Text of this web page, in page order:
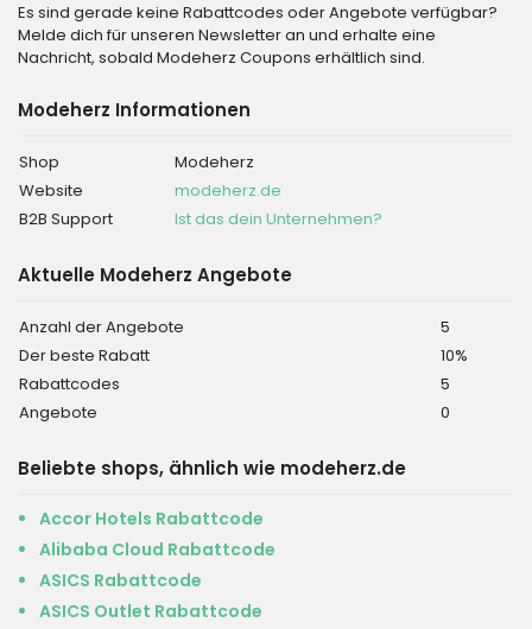
Es sind gerade keine Rabattcodes oder Angebote verfügbar?
Melde dich für unseren Newsletter an und erhalte eine
Nachricht, sobald Modeherz Coupons erhältlich sind.
Modeherz Informationen
Shop
Modeherz
Website
modeherz.de
B2B Support
Ist das dein Unternehmen?
Aktuelle Modeherz Angebote
Anzahl der Angebote
5
Der beste Rabatt
10%
Rabattcodes
5
Angebote
0
Beliebte shops, ähnlich wie modeherz.de
Accor Hotels Rabattcode
Alibaba Cloud Rabattcode
ASICS Rabattcode
ASICS Outlet Rabattcode